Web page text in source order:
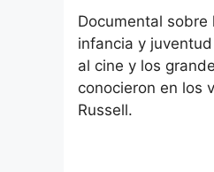
Documental
infancia y
al cine y los
conocieron en los
Russell.